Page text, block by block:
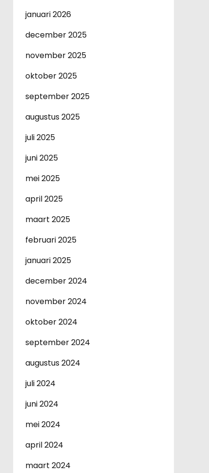
januari 2026
december 2025
november 2025
oktober 2025
september 2025
augustus 2025
juli 2025
juni 2025
mei 2025
april 2025
maart 2025
februari 2025
januari 2025
december 2024
november 2024
oktober 2024
september 2024
augustus 2024
juli 2024
juni 2024
mei 2024
april 2024
maart 2024